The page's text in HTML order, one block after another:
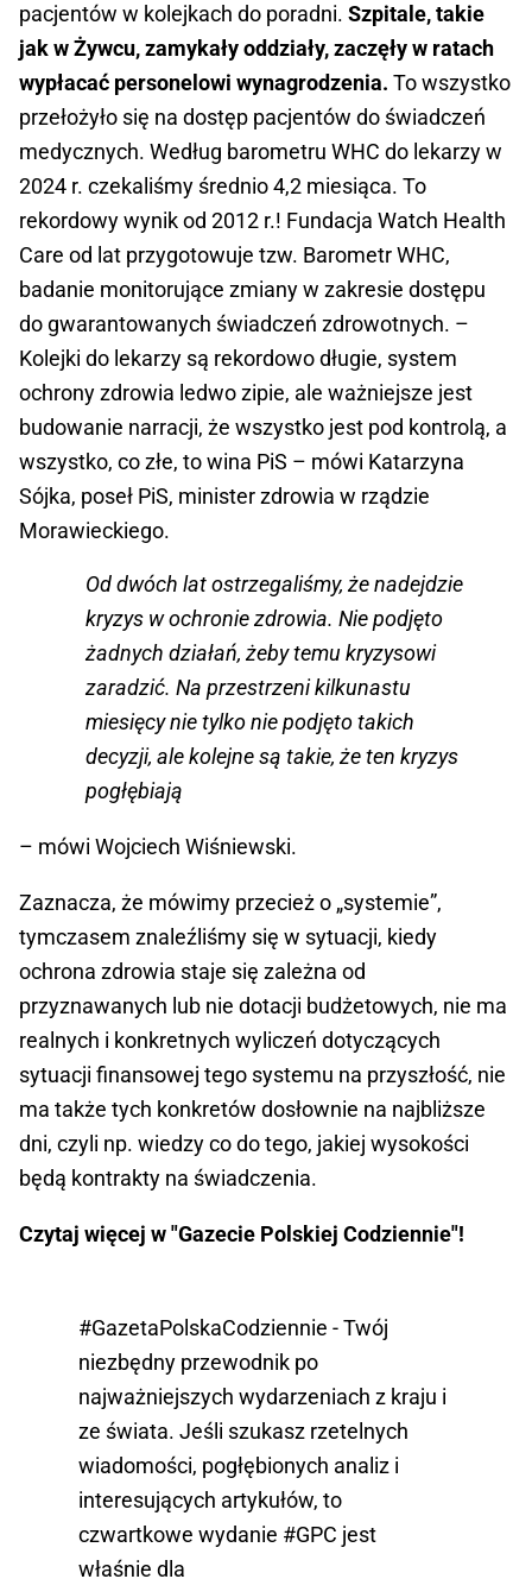
pacjentów w kolejkach do poradni. Szpitale, takie
jak w Żywcu, zamykały oddziały, zaczęły w ratach
wypłacać personelowi wynagrodzenia. To wszystko
przełożyło się na dostęp pacjentów do świadczeń
medycznych. Według barometru WHC do lekarzy w
2024 r. czekaliśmy średnio 4,2 miesiąca. To
rekordowy wynik od 2012 r.! Fundacja Watch Health
Care od lat przygotowuje tzw. Barometr WHC,
badanie monitorujące zmiany w zakresie dostępu
do gwarantowanych świadczeń zdrowotnych. –
Kolejki do lekarzy są rekordowo długie, system
ochrony zdrowia ledwo zipie, ale ważniejsze jest
budowanie narracji, że wszystko jest pod kontrolą, a
wszystko, co złe, to wina PiS – mówi Katarzyna
Sójka, poseł PiS, minister zdrowia w rządzie
Morawieckiego.
Od dwóch lat ostrzegaliśmy, że nadejdzie
kryzys w ochronie zdrowia. Nie podjęto
żadnych działań, żeby temu kryzysowi
zaradzić. Na przestrzeni kilkunastu
miesięcy nie tylko nie podjęto takich
decyzji, ale kolejne są takie, że ten kryzys
pogłębiają
– mówi Wojciech Wiśniewski.
Zaznacza, że mówimy przecież o „systemie”,
tymczasem znaleźliśmy się w sytuacji, kiedy
ochrona zdrowia staje się zależna od
przyznawanych lub nie dotacji budżetowych, nie ma
realnych i konkretnych wyliczeń dotyczących
sytuacji finansowej tego systemu na przyszłość, nie
ma także tych konkretów dosłownie na najbliższe
dni, czyli np. wiedzy co do tego, jakiej wysokości
będą kontrakty na świadczenia.
Czytaj więcej w "Gazecie Polskiej Codziennie"!
#GazetaPolskaCodziennie - Twój
niezbędny przewodnik po
najważniejszych wydarzeniach z kraju i
ze świata. Jeśli szukasz rzetelnych
wiadomości, pogłębionych analiz i
interesujących artykułów, to
czwartkowe wydanie #GPC jest
właśnie dla